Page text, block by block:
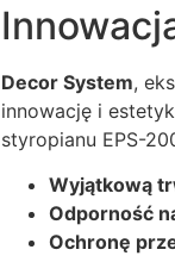
Decor System,
innowację i
styropianu EPS-
Wyjątkową
Odporność
Ochronę